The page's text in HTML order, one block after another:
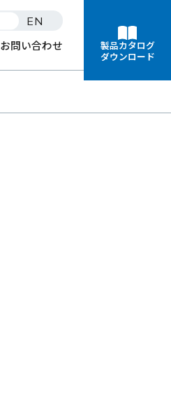
EN
お問い合わせ
製品カタログ
ダウンロード